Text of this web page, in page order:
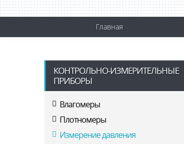
Главная
КОНТРОЛЬНО-ИЗМЕРИТЕЛЬНЫЕ
ПРИБОРЫ
Влагомеры
Плотномеры
Измерение давления